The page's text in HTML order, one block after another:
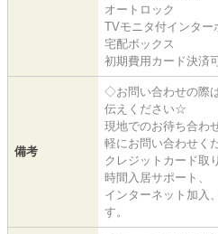
オートロック
TVモニタ付インター
宅配ボックス
初期費用カード決済
備考
◇お問い合わせの際
伝えください☆
現地でのお待ち合わ
軽にお問い合わせく
クレジットカード取
時間入居サポート、
インターネット加入
す。